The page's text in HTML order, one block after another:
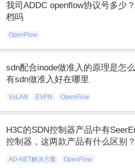
我司ADDC openflow协议号多少
档吗
OpenFlow
sdn配合inode做准入的原理是怎
有sdn做准入好在哪里
VxLAN EVPN OpenFlow
H3C的SDN控制器产品中有
控制器，这两款产品有什么区别？
AD-NET解决方案 OpenFlow